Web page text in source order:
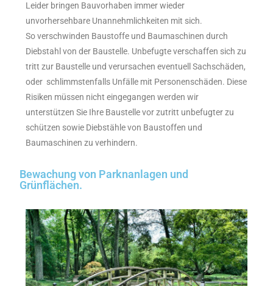
Leider bringen Bauvorhaben immer wieder
unvorhersehbare Unannehmlichkeiten mit sich.
So verschwinden Baustoffe und Baumaschinen durch
Diebstahl von der Baustelle. Unbefugte verschaffen sich zu
tritt zur Baustelle und verursachen eventuell Sachschäden,
oder schlimmstenfalls Unfälle mit Personenschäden. Diese
Risiken müssen nicht eingegangen werden wir
unterstützen Sie Ihre Baustelle vor zutritt unbefugter zu
schützen sowie Diebstähle von Baustoffen und
Baumaschinen zu verhindern.
Bewachung von Parknanlagen und
Grünflächen.